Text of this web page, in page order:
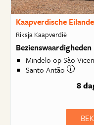
Kaapverdische
Riksja Kaapverdië
Bezienswaardigheden
Mindelo op São
Santo Antão
8